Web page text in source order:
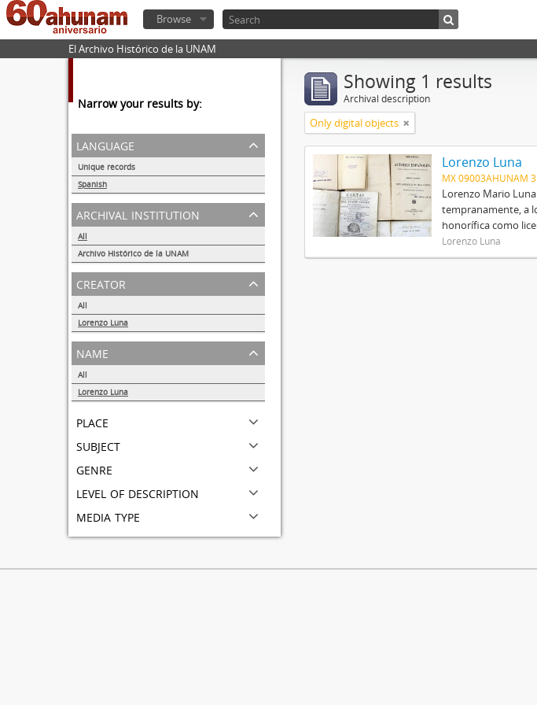
Browse
El Archivo Histórico de la UNAM
Narrow your results by:
language
Unique records
Spanish
1
archival institution
All
Archivo Histórico de la UNAM
1
creator
All
Lorenzo Luna
1
name
All
Lorenzo Luna
place
subject
genre
level of description
media type
Showing 1 results
Archival description
Only digital objects
Lorenzo Luna
MX 09003AHUNAM
Lorenzo Mario
tempranamente, a
honorífica como
Lorenzo Luna